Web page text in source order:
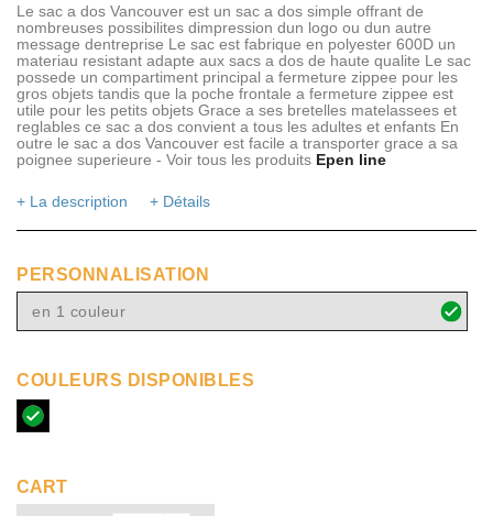
Le sac a dos Vancouver est un sac a dos simple offrant de
nombreuses possibilites dimpression dun logo ou dun autre
message dentreprise Le sac est fabrique en polyester 600D un
materiau resistant adapte aux sacs a dos de haute qualite Le sac
possede un compartiment principal a fermeture zippee pour les
gros objets tandis que la poche frontale a fermeture zippee est
utile pour les petits objets Grace a ses bretelles matelassees et
reglables ce sac a dos convient a tous les adultes et enfants En
outre le sac a dos Vancouver est facile a transporter grace a sa
poignee superieure - Voir tous les produits Epen line
+ La description + Détails
PERSONNALISATION
en 1 couleur
COULEURS DISPONIBLES
noir
CART